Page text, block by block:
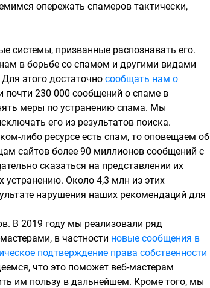
опережать спамеров тактически,
системы, призванные распознавать его.
в борьбе со спамом и другими видами
этого достаточно сообщать нам о
почти 230 000 сообщений о спаме в
меры по устранению спама. Мы
его из результатов поиска.
либо ресурсе есть спам, то оповещаем об
сайтов более 90 миллионов сообщений с
сказаться на представлении их
устранению. Около 4,3 млн из этих
нарушения наших рекомендаций для
В 2019 году мы реализовали ряд
в частности новые сообщения в
подтверждение права собственности
что это поможет веб-мастерам
им пользу в дальнейшем. Кроме того, мы